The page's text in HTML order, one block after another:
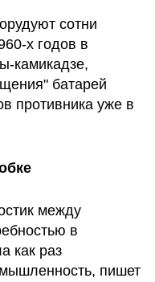
сотни
х годов в
камикадзе,
батарей
противника уже в
между
в
как раз
пишет